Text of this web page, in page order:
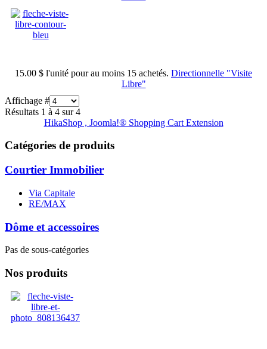
15.00 $ l'unité pour au moins 15 achetés. Directionnelle "Visite
Libre"
Affichage #
Résultats 1 à 4 sur 4
HikaShop , Joomla!® Shopping Cart Extension
Catégories de produits
Courtier Immobilier
Via Capitale
RE/MAX
Dôme et accessoires
Pas de sous-catégories
Nos produits